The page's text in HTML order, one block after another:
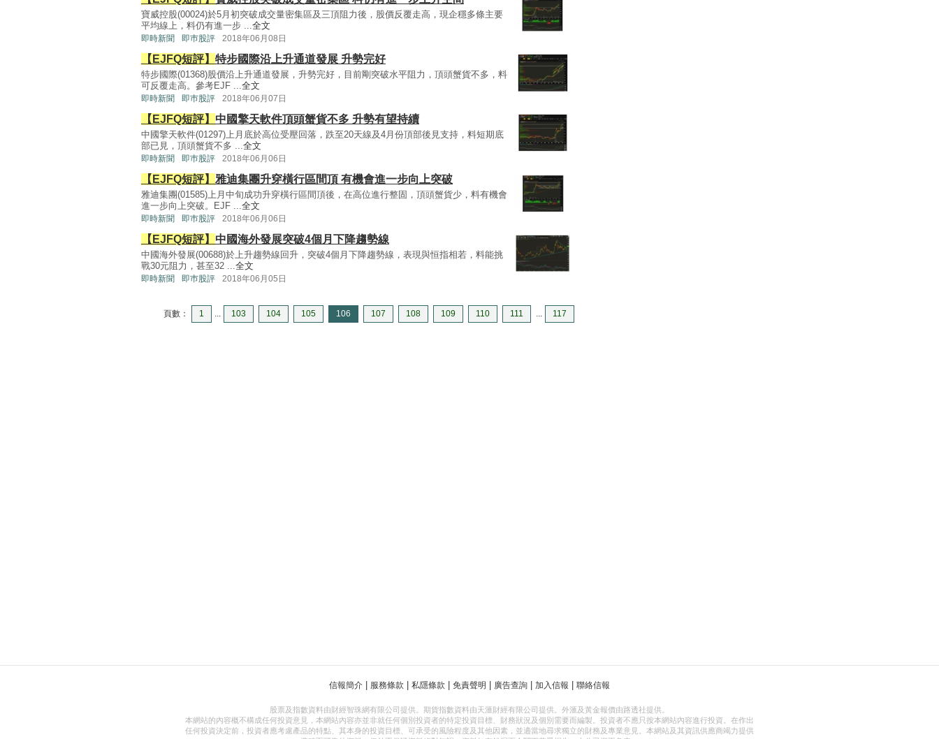
寶威控股(00024)於5月初突破成交量密集區及三頂阻力後，股價反覆走高，現企穩多條主要
平均線上，料仍有進一步 ...全文
即時新聞 即巿股評 2018年06月08日
【EJFQ短評】 特步國際沿上升通道發展 升勢完好
特步國際(01368)股價沿上升通道發展，升勢完好，目前剛突破水平阻力，頂頭蟹貨不多，料
可反覆走高。參考EJF ...全文
即時新聞 即巿股評 2018年06月07日
【EJFQ短評】 中國擎天軟件頂頭蟹貨不多 升勢有望持續
中國擎天軟件(01297)上月底於高位受壓回落，跌至20天線及4月份頂部後見支持，料短期底
部已見，頂頭蟹貨不多 ...全文
即時新聞 即巿股評 2018年06月06日
【EJFQ短評】 雅迪集團升穿橫行區間頂 有機會進一步向上突破
雅迪集團(01585)上月中旬成功升穿橫行區間頂後，在高位進行整固，頂頭蟹貨少，料有機會
進一步向上突破。EJF ...全文
即時新聞 即巿股評 2018年06月06日
【EJFQ短評】 中國海外發展突破4個月下降趨勢線
中國海外發展(00688)於上升趨勢線回升，突破4個月下降趨勢線，表現與恒指相若，料能挑
戰30元阻力，甚至32 ...全文
即時新聞 即巿股評 2018年06月05日
頁數： 1 ... 103 104 105 106 107 108 109 110 111 ... 117
信報簡介 服務條款 私隱條款 免責聲明 廣告查詢 加入信報 聯絡信報
股票及指數資料由財經智珠網有限公司提供。期貨指數資料由天滙財經有限公司提供。外滙及黃金報價由路透社提供。
本網站的內容概不構成任何投資意見，本網站內容亦並非就任何個別投資者的特定投資目標、財務狀況及個別需要而編製。投資者不應只按本網站內容進行投資。在作出
任何投資決定前，投資者應考慮產品的特點、其本身的投資目標、可承受的風險程度及其他因素，並適當地尋求獨立的財務及專業意見。本網站及其資訊供應商竭力提供